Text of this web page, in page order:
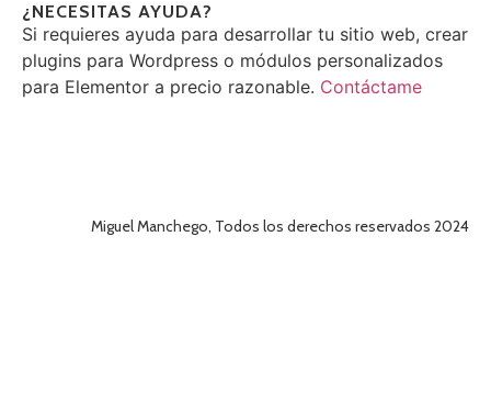
¿NECESITAS AYUDA?
Si requieres ayuda para desarrollar tu sitio web, crear
plugins para Wordpress o módulos personalizados
para Elementor a precio razonable. Contáctame
Miguel Manchego, Todos los derechos reservados 2024